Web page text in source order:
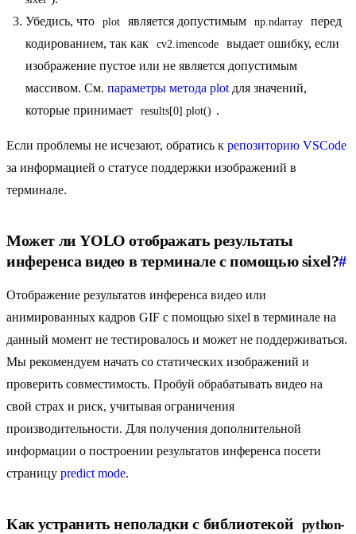
Убедись, что
plot является допустимым np.ndarray
перед
кодированием, так как
cv2.imencode
выдает ошибку, если
изображение пустое или не является допустимым
массивом. См. параметры метода plot для значений,
которые принимает
results[0].plot() .
Если проблемы не исчезают, обратись к репозиторию VSCode
за информацией о статусе поддержки изображений в
терминале.
Может ли YOLO отображать результаты
инференса видео в терминале с помощью sixel?#
Отображение результатов инференса видео или
анимированных кадров GIF с помощью sixel в терминале на
данный момент не тестировалось и может не поддерживаться.
Мы рекомендуем начать со статических изображений и
проверить совместимость. Пробуй обрабатывать видео на
свой страх и риск, учитывая ограничения
производительности. Для получения дополнительной
информации о построении результатов инференса посети
страницу predict mode.
Как устранить неполадки с библиотекой python-